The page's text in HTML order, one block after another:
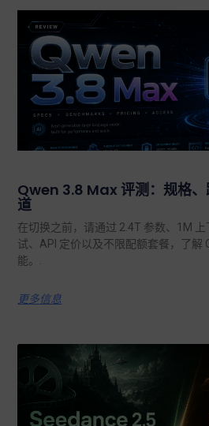
Qwen 3.8 Max 评测：规格
道
在切换之前，请通过 2.4T 参数、1M
试、API 定价以及不限配额套餐，了解
能。.
更多信息